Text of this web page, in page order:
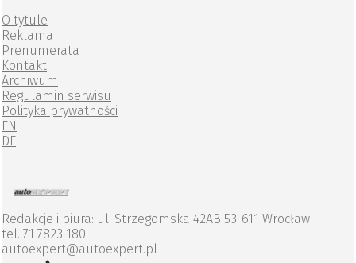
O tytule
Reklama
Prenumerata
Kontakt
Archiwum
Regulamin serwisu
Polityka prywatności
EN
DE
Redakcje i biura: ul. Strzegomska 42AB 53-611 Wrocław
tel. 71 7823 180
autoexpert@autoexpert.pl